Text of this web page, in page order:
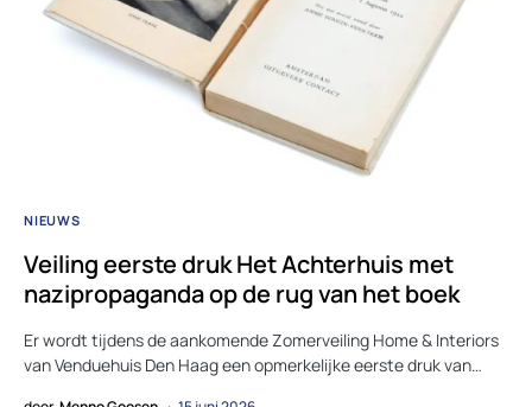
NIEUWS
Veiling eerste druk Het Achterhuis met
nazipropaganda op de rug van het boek
Er wordt tijdens de aankomende Zomerveiling Home & Interiors
van Venduehuis Den Haag een opmerkelijke eerste druk van…